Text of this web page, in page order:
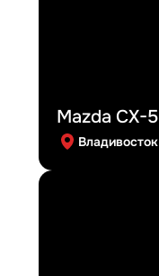
Mazda CX-5
Владивосток